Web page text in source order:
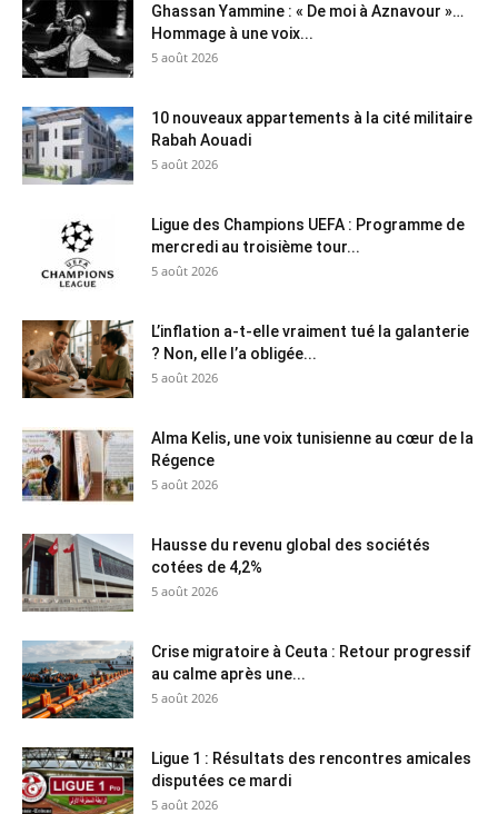
Ghassan Yammine : « De moi à Aznavour »…
Hommage à une voix...
5 août 2026
10 nouveaux appartements à la cité militaire
Rabah Aouadi
5 août 2026
Ligue des Champions UEFA : Programme de
mercredi au troisième tour...
5 août 2026
L’inflation a-t-elle vraiment tué la galanterie
? Non, elle l’a obligée...
5 août 2026
Alma Kelis, une voix tunisienne au cœur de la
Régence
5 août 2026
Hausse du revenu global des sociétés
cotées de 4,2%
5 août 2026
Crise migratoire à Ceuta : Retour progressif
au calme après une...
5 août 2026
Ligue 1 : Résultats des rencontres amicales
disputées ce mardi
5 août 2026